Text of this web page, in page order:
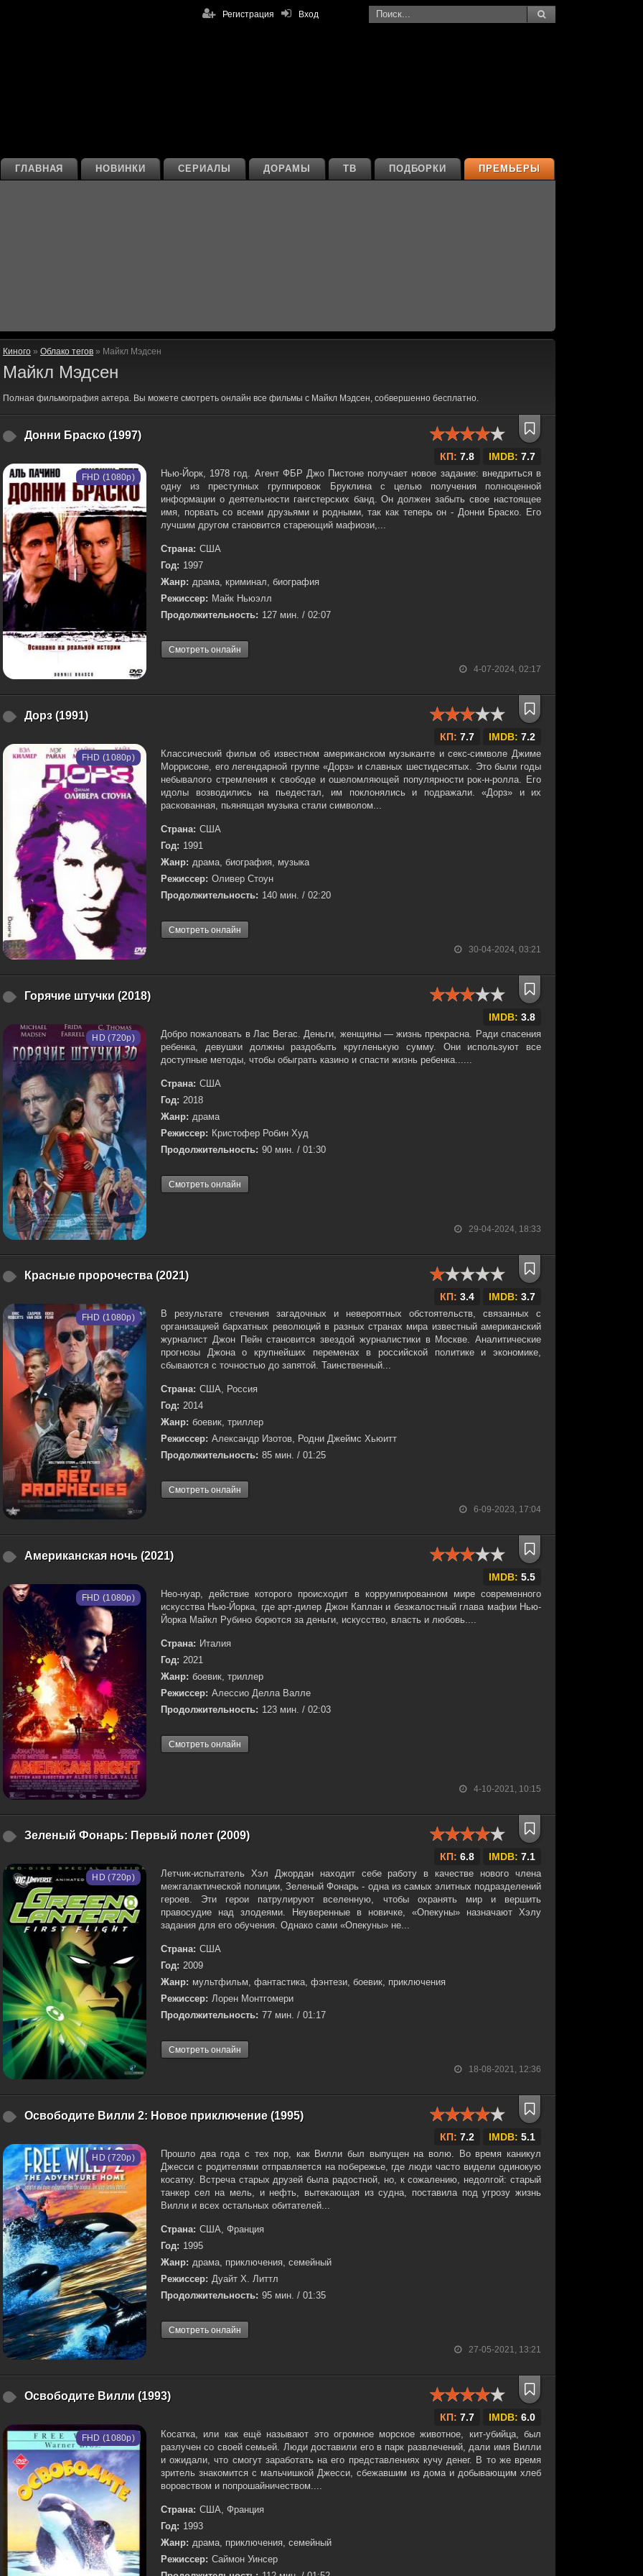
Вход
Регистрация
ПРЕМЬЕРЫ
ПОДБОРКИ
ТВ
ДОРАМЫ
СЕРИАЛЫ
НОВИНКИ
ГЛАВНАЯ
Киного » Облако тегов » Майкл Мэдсен
Майкл Мэдсен
Полная фильмография актера. Вы можете смотреть онлайн все фильмы с Майкл Мэдсен, собвершенно бесплатно.
Донни Браско (1997)
КП: 7.8 IMDB: 7.7
4-07-2024, 02:17
FHD (1080p)
Нью-Йорк, 1978 год. Агент ФБР Джо Пистоне получает новое задание: внедриться в
одну из преступных группировок Бруклина с целью получения полноценной
информации о деятельности гангстерских банд. Он должен забыть свое настоящее
имя, порвать со всеми друзьями и родными, так как теперь он - Донни Браско. Его
лучшим другом становится стареющий мафиози,...
Страна: США
Год: 1997
Жанр: драма, криминал, биография
Режиссер: Майк Ньюэлл
Продолжительность: 127 мин. / 02:07
Смотреть онлайн
Дорз (1991)
КП: 7.7 IMDB: 7.2
30-04-2024, 03:21
FHD (1080p)
Классический фильм об известном американском музыканте и секс-символе Джиме
Моррисоне, его легендарной группе «Дорз» и славных шестидесятых. Это были годы
небывалого стремления к свободе и ошеломляющей популярности рок-н-ролла. Его
идолы возводились на пьедестал, им поклонялись и подражали. «Дорз» и их
раскованная, пьянящая музыка стали символом...
Страна: США
Год: 1991
Жанр: драма, биография, музыка
Режиссер: Оливер Стоун
Продолжительность: 140 мин. / 02:20
Смотреть онлайн
Горячие штучки (2018)
IMDB: 3.8
29-04-2024, 18:33
HD (720p)
Добро пожаловать в Лас Вегас. Деньги, женщины — жизнь прекрасна. Ради спасения
ребенка, девушки должны раздобыть кругленькую сумму. Они используют все
доступные методы, чтобы обыграть казино и спасти жизнь ребенка......
Страна: США
Год: 2018
Жанр: драма
Режиссер: Кристофер Робин Худ
Продолжительность: 90 мин. / 01:30
Смотреть онлайн
Красные пророчества (2021)
КП: 3.4 IMDB: 3.7
6-09-2023, 17:04
FHD (1080p)
В результате стечения загадочных и невероятных обстоятельств, связанных с
организацией бархатных революций в разных странах мира известный американский
журналист Джон Пейн становится звездой журналистики в Москве. Аналитические
прогнозы Джона о крупнейших переменах в российской политике и экономике,
сбываются с точностью до запятой. Таинственный...
Страна: США, Россия
Год: 2014
Жанр: боевик, триллер
Режиссер: Александр Изотов, Родни Джеймс Хьюитт
Продолжительность: 85 мин. / 01:25
Смотреть онлайн
Американская ночь (2021)
IMDB: 5.5
4-10-2021, 10:15
FHD (1080p)
Нео-нуар, действие которого происходит в коррумпированном мире современного
искусства Нью-Йорка, где арт-дилер Джон Каплан и безжалостный глава мафии Нью-
Йорка Майкл Рубино борются за деньги, искусство, власть и любовь....
Страна: Италия
Год: 2021
Жанр: боевик, триллер
Режиссер: Алессио Делла Валле
Продолжительность: 123 мин. / 02:03
Смотреть онлайн
Зеленый Фонарь: Первый полет (2009)
КП: 6.8 IMDB: 7.1
18-08-2021, 12:36
HD (720p)
Летчик-испытатель Хэл Джордан находит себе работу в качестве нового члена
межгалактической полиции, Зеленый Фонарь - одна из самых элитных подразделений
героев. Эти герои патрулируют вселенную, чтобы охранять мир и вершить
правосудие над злодеями. Неуверенные в новичке, «Опекуны» назначают Хэлу
задания для его обучения. Однако сами «Опекуны» не...
Страна: США
Год: 2009
Жанр: мультфильм, фантастика, фэнтези, боевик, приключения
Режиссер: Лорен Монтгомери
Продолжительность: 77 мин. / 01:17
Смотреть онлайн
Освободите Вилли 2: Новое приключение (1995)
КП: 7.2 IMDB: 5.1
27-05-2021, 13:21
HD (720p)
Прошло два года с тех пор, как Вилли был выпущен на волю. Во время каникул
Джесси с родителями отправляется на побережье, где люди часто видели одинокую
косатку. Встреча старых друзей была радостной, но, к сожалению, недолгой: старый
танкер сел на мель, и нефть, вытекающая из судна, поставила под угрозу жизнь
Вилли и всех остальных обитателей...
Страна: США, Франция
Год: 1995
Жанр: драма, приключения, семейный
Режиссер: Дуайт Х. Литтл
Продолжительность: 95 мин. / 01:35
Смотреть онлайн
Освободите Вилли (1993)
КП: 7.7 IMDB: 6.0
FHD (1080p)
Косатка, или как ещё называют это огромное морское животное, кит-убийца, был
разлучен со своей семьей. Люди доставили его в парк развлечений, дали имя Вилли
и ожидали, что смогут заработать на его представлениях кучу денег. В то же время
зритель знакомится с мальчишкой Джесси, сбежавшим из дома и добывающим хлеб
воровством и попрошайничеством....
Страна: США, Франция
Год: 1993
Жанр: драма, приключения, семейный
Режиссер: Саймон Уинсер